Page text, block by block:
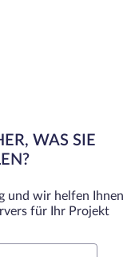
WAS SIE
und wir helfen Ihnen
für Ihr Projekt